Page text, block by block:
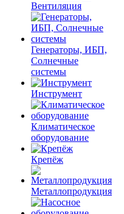
Вентиляция
Генераторы, ИБП,
Солнечные
системы
Инструмент
Климатическое
оборудование
Крепёж
Металлопродукция